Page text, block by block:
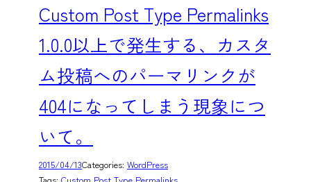
Custom Post Type Permalinks
1.0.0以上で発生する、カスタ
ム投稿へのパーマリンクが
404になってしまう現象につ
いて。
2015/04/13Categories: WordPress